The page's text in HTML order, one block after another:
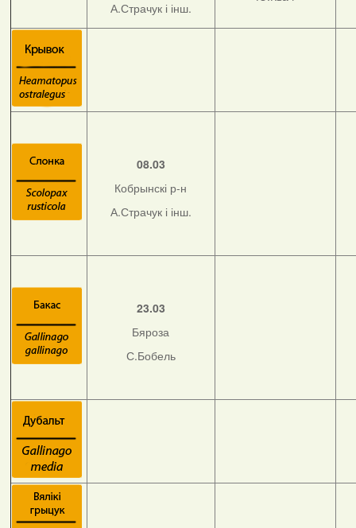
А.Страчук і інш.
08.03
Кобрынскі р-н
А.Страчук і інш.
23.03
Бяроза
С.Бобель